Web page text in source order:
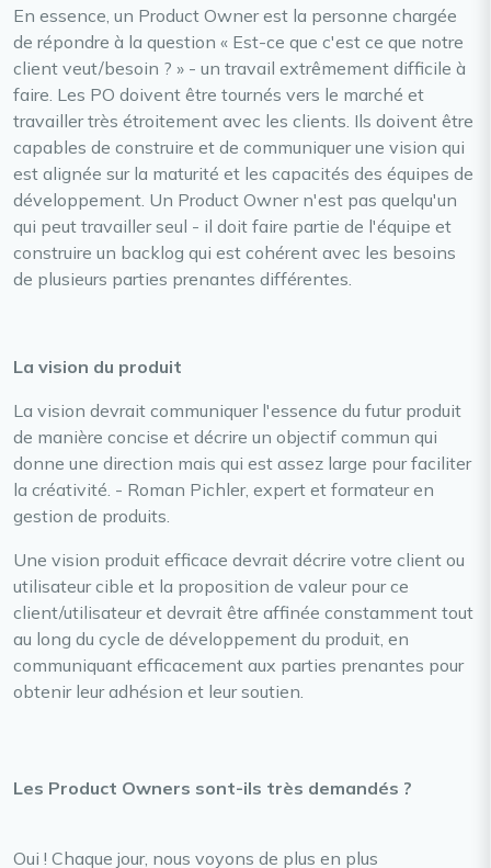
En essence, un Product Owner est la personne chargée
de répondre à la question « Est-ce que c'est ce que notre
client veut/besoin ? » - un travail extrêmement difficile à
faire. Les PO doivent être tournés vers le marché et
travailler très étroitement avec les clients. Ils doivent être
capables de construire et de communiquer une vision qui
est alignée sur la maturité et les capacités des équipes de
développement. Un Product Owner n'est pas quelqu'un
qui peut travailler seul - il doit faire partie de l'équipe et
construire un backlog qui est cohérent avec les besoins
de plusieurs parties prenantes différentes.
La vision du produit
La vision devrait communiquer l'essence du futur produit
de manière concise et décrire un objectif commun qui
donne une direction mais qui est assez large pour faciliter
la créativité. - Roman Pichler, expert et formateur en
gestion de produits.
Une vision produit efficace devrait décrire votre client ou
utilisateur cible et la proposition de valeur pour ce
client/utilisateur et devrait être affinée constamment tout
au long du cycle de développement du produit, en
communiquant efficacement aux parties prenantes pour
obtenir leur adhésion et leur soutien.
Les Product Owners sont-ils très demandés ?
Oui ! Chaque jour, nous voyons de plus en plus